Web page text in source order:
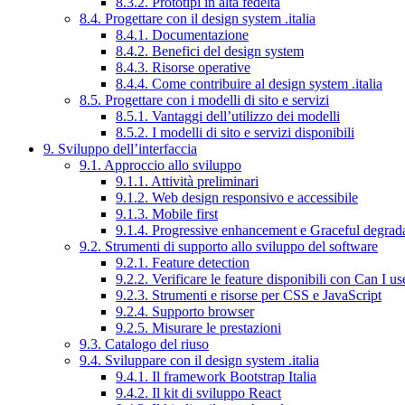
8.4. Progettare con il design system .italia
8.4.1. Documentazione
8.4.2. Benefici del design system
8.4.3. Risorse operative
8.4.4. Come contribuire al design system .italia
8.5. Progettare con i modelli di sito e servizi
8.5.1. Vantaggi dell’utilizzo dei modelli
8.5.2. I modelli di sito e servizi disponibili
9. Sviluppo dell’interfaccia
9.1. Approccio allo sviluppo
9.1.1. Attività preliminari
9.1.2. Web design responsivo e accessibile
9.1.3. Mobile first
9.1.4. Progressive enhancement e Graceful
9.2. Strumenti di supporto allo sviluppo del software
9.2.1. Feature detection
9.2.2. Verificare le feature disponibili con Can I
9.2.3. Strumenti e risorse per CSS e JavaScript
9.2.4. Supporto browser
9.2.5. Misurare le prestazioni
9.3. Catalogo del riuso
9.4. Sviluppare con il design system .italia
9.4.1. Il framework Bootstrap Italia
9.4.2. Il kit di sviluppo React